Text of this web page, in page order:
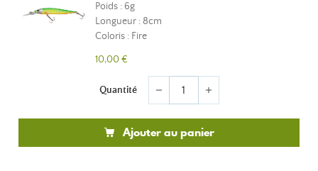
Poids : 6g
Longueur : 8cm
Coloris : Fire
10,00 €
Quantité remove add
Ajouter au panier